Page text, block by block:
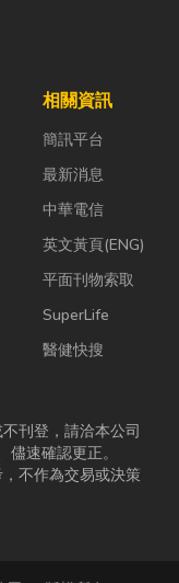
相關資訊
簡訊平台
最新消息
中華電信
英文黃頁(ENG)
平面刊物索取
SuperLife
醫健快搜
刊登，請洽本公司
儘速確認更正。
不作為交易或決策